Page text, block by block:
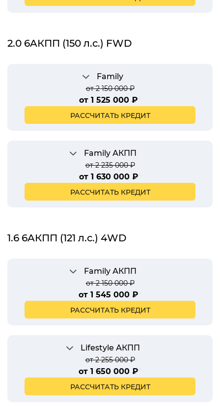
2.0 6AКПП (150 л.с.) FWD
Family
от 2 150 000 ₽
от 1 525 000 ₽
РАССЧИТАТЬ КРЕДИТ
Family АКПП
от 2 235 000 ₽
от 1 630 000 ₽*
РАССЧИТАТЬ КРЕДИТ
1.6 6AКПП (121 л.с.) 4WD
Family АКПП
от 2 150 000 ₽
от 1 545 000 ₽
РАССЧИТАТЬ КРЕДИТ
Lifestyle АКПП
от 2 255 000 ₽
от 1 650 000 ₽
РАССЧИТАТЬ КРЕДИТ